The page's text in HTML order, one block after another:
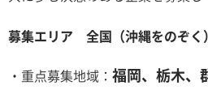
募集エリア 全国（沖縄をのぞく）
・重点募集地域： 福岡、栃木、